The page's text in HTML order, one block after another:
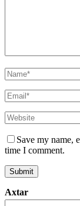
Save my name,
time I comment.
Axtar